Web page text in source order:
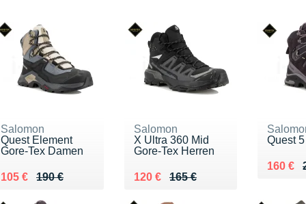
Salomon
Quest Element
Gore-Tex Damen
190 €
Au lieu de 190 €
105 €
Vendu 105 €
Salomon
X Ultra 360 Mid
Gore-Tex Herren
165 €
Au lieu de 165 €
120 €
Vendu 120 €
Quest
Au lieu
160 €
Vendu